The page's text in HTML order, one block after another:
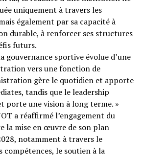
uniquement à travers les
également par sa capacité à
durable, à renforcer ses structures
futurs.
gouvernance sportive évolue d’une
vers une fonction de
gère le quotidien et apporte
tandis que le leadership
porte une vision à long terme. »
a réaffirmé l’engagement du
la mise en œuvre de son plan
notamment à travers le
compétences, le soutien à la